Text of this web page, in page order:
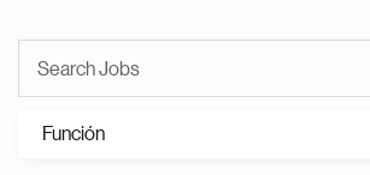
Función